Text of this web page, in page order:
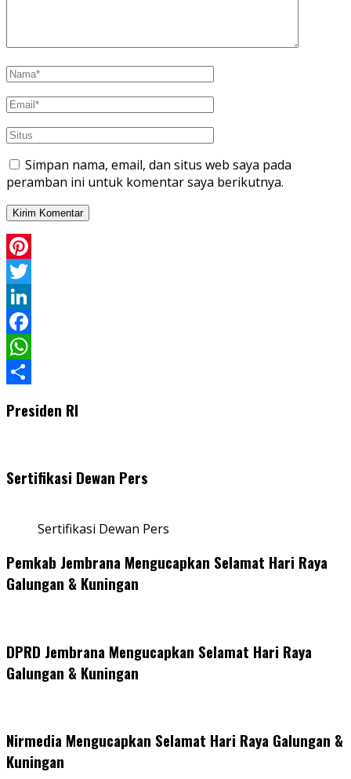
Simpan nama, email, dan situs web saya pada
peramban ini untuk komentar saya berikutnya.
Pinterest
Twitter
LinkedIn
Facebook
WhatsApp
Presiden RI
Sertifikasi Dewan Pers
Sertifikasi Dewan Pers
Pemkab Jembrana Mengucapkan Selamat Hari Raya
Galungan & Kuningan
DPRD Jembrana Mengucapkan Selamat Hari Raya
Galungan & Kuningan
Nirmedia Mengucapkan Selamat Hari Raya Galungan &
Kuningan